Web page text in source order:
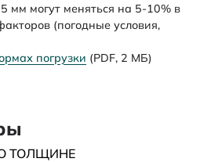
мм могут меняться на 5-10% в
(погодные условия,
погрузки (PDF, 2 МБ)
ТОЛЩИНЕ